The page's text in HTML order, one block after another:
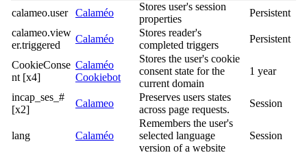
calameo.user
Calaméo
Stores user's session
properties
Persistent
calameo.view
er.triggered
Calaméo
Stores reader's
completed triggers
Persistent
CookieConse
nt [x4]
Calaméo
Cookiebot
Stores the user's cookie
consent state for the
current domain
1 year
incap_ses_#
[x2]
Calameo
Preserves users states
across page requests.
Session
lang Calaméo
Remembers the user's
selected language
version of a website
Session